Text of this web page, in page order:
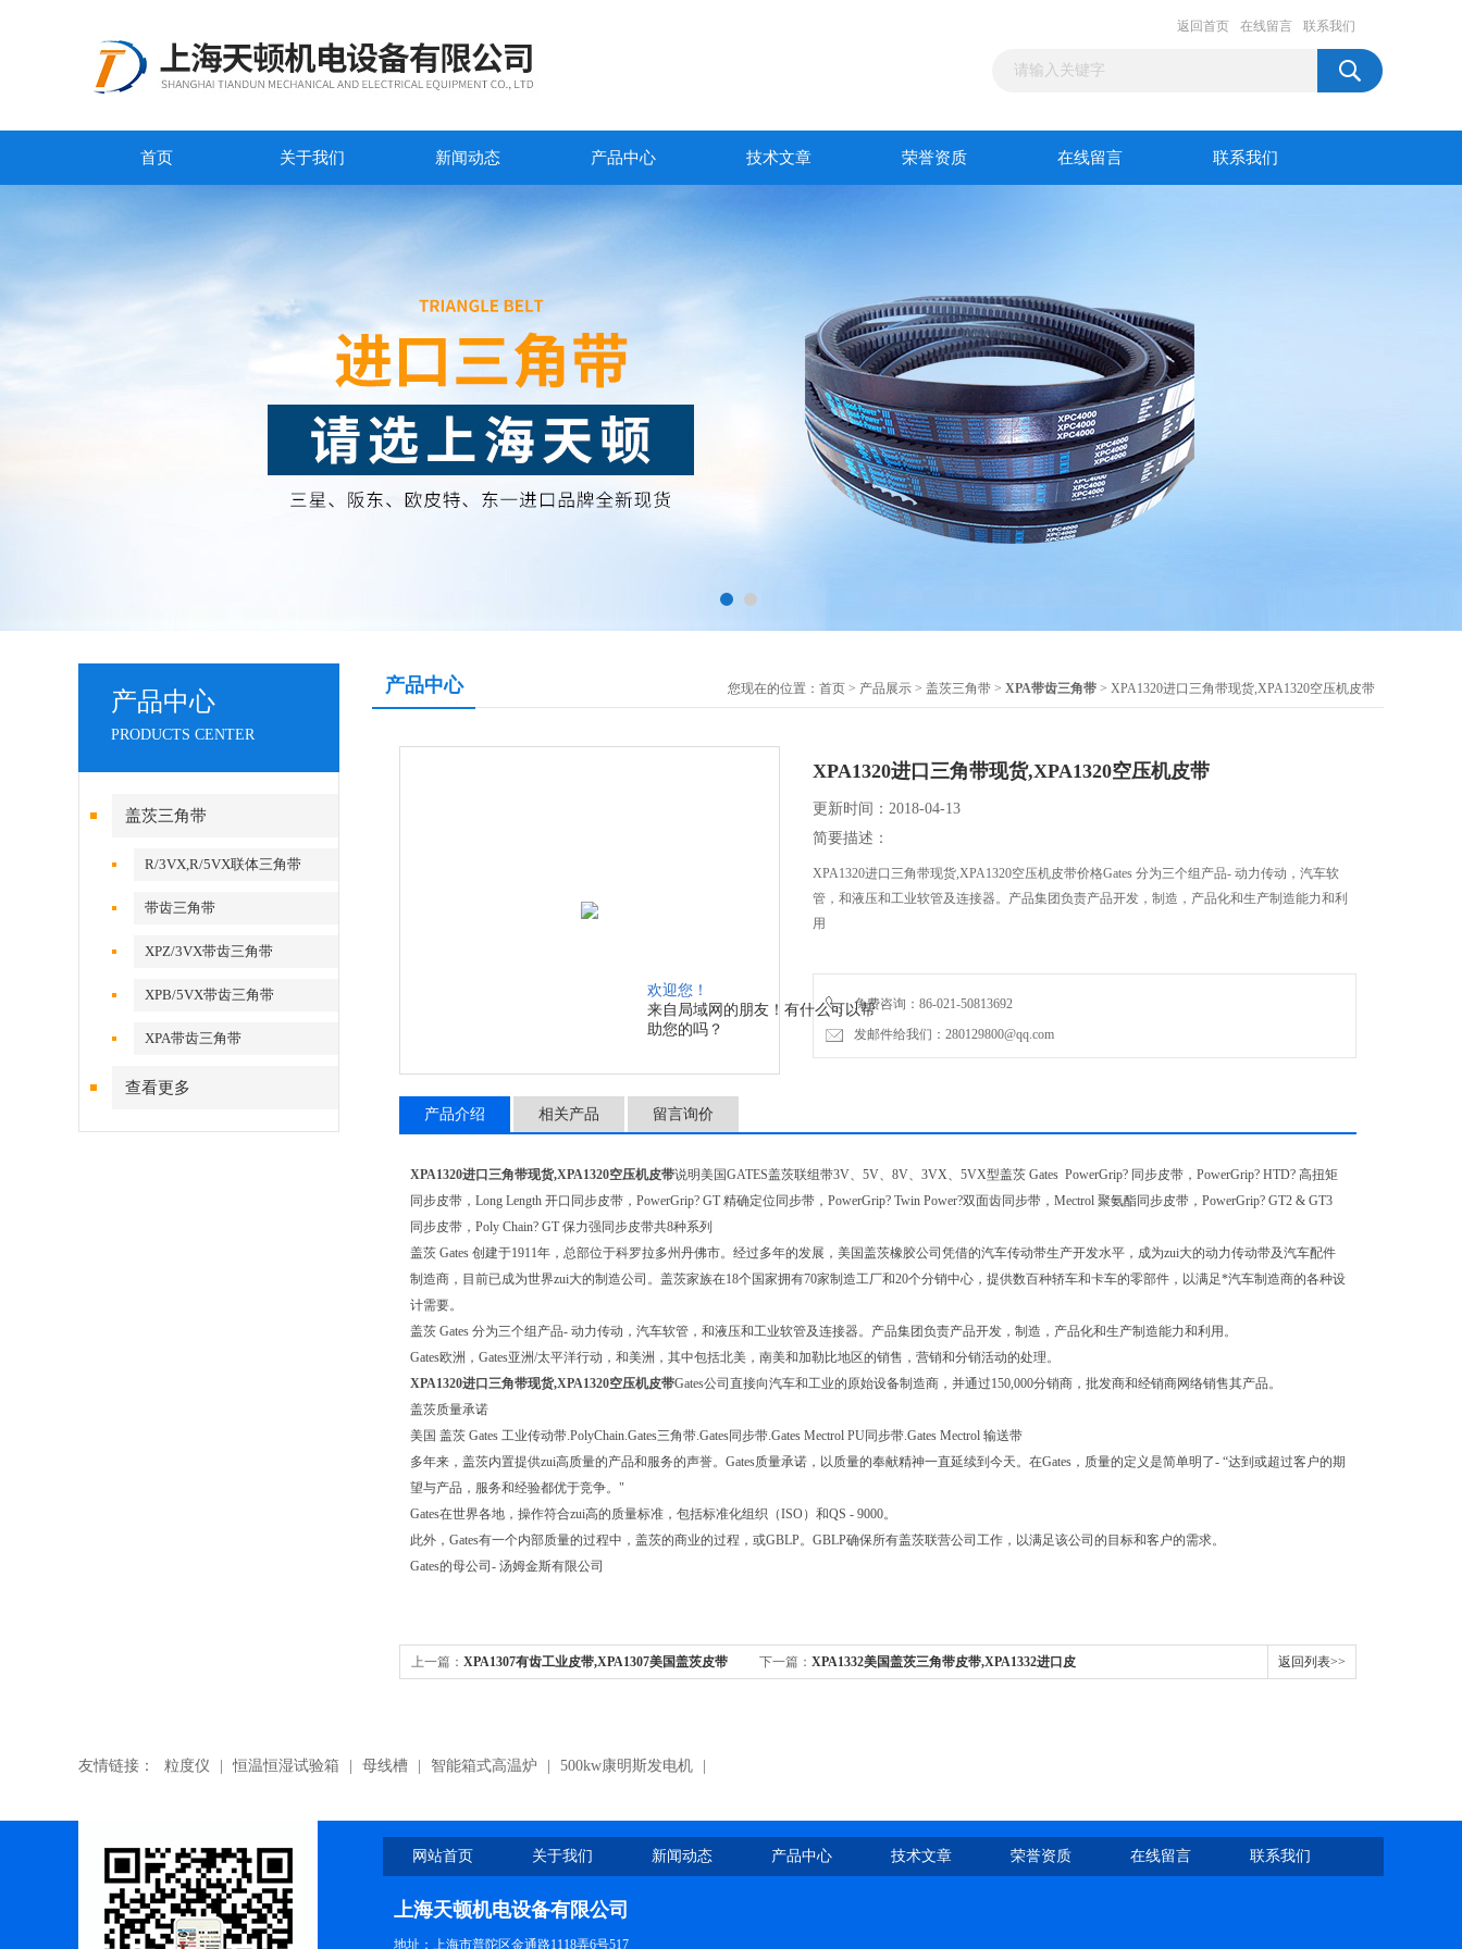
欢迎您！
来自局域网的朋友！有什么可以帮
助您的吗？
返回首页 在线留言 联系我们
首页 关于我们 新闻动态 产品中心 技术文章 荣誉资质 在线留言 联系我们
产品中心
PRODUCTS CENTER
盖茨三角带
R/3VX,R/5VX联体三角带
带齿三角带
XPZ/3VX带齿三角带
XPB/5VX带齿三角带
XPA带齿三角带
查看更多
产品中心 您现在的位置： 首页 > 产品展示 > 盖茨三角带 > XPA带齿三角带 > XPA1320进口三角带现货,XPA1320空压机皮带
XPA1320进口三角带现货,XPA1320空压机皮带
更新时间：2018-04-13
简要描述：
XPA1320进口三角带现货,XPA1320空压机皮带价格Gates 分为三个组产品- 动力传动，汽车软
管，和液压和工业软管及连接器。产品集团负责产品开发，制造，产品化和生产制造能力和利
用
免费咨询：86-021-50813692
发邮件给我们：280129800@qq.com
产品介绍 相关产品 留言询价
XPA1320进口三角带现货,XPA1320空压机皮带说明美国GATES盖茨联组带3V、5V、8V、3VX、5VX型盖茨 Gates PowerGrip? 同步皮带，PowerGrip? HTD? 高扭矩
同步皮带，Long Length 开口同步皮带，PowerGrip? GT 精确定位同步带，PowerGrip? Twin Power?双面齿同步带，Mectrol 聚氨酯同步皮带，PowerGrip? GT2 & GT3
同步皮带，Poly Chain? GT 保力强同步皮带共8种系列
盖茨 Gates 创建于1911年，总部位于科罗拉多州丹佛市。经过多年的发展，美国盖茨橡胶公司凭借的汽车传动带生产开发水平，成为zui大的动力传动带及汽车配件
制造商，目前已成为世界zui大的制造公司。盖茨家族在18个国家拥有70家制造工厂和20个分销中心，提供数百种轿车和卡车的零部件，以满足*汽车制造商的各种设
计需要。
盖茨 Gates 分为三个组产品- 动力传动，汽车软管，和液压和工业软管及连接器。产品集团负责产品开发，制造，产品化和生产制造能力和利用。
Gates欧洲，Gates亚洲/太平洋行动，和美洲，其中包括北美，南美和加勒比地区的销售，营销和分销活动的处理。
XPA1320进口三角带现货,XPA1320空压机皮带Gates公司直接向汽车和工业的原始设备制造商，并通过150,000分销商，批发商和经销商网络销售其产品。
盖茨质量承诺
美国 盖茨 Gates 工业传动带.PolyChain.Gates三角带.Gates同步带.Gates Mectrol PU同步带.Gates Mectrol 输送带
多年来，盖茨内置提供zui高质量的产品和服务的声誉。Gates质量承诺，以质量的奉献精神一直延续到今天。在Gates，质量的定义是简单明了- “达到或超过客户的期
望与产品，服务和经验都优于竞争。"
Gates在世界各地，操作符合zui高的质量标准，包括标准化组织（ISO）和QS - 9000。
此外，Gates有一个内部质量的过程中，盖茨的商业的过程，或GBLP。GBLP确保所有盖茨联营公司工作，以满足该公司的目标和客户的需求。
Gates的母公司- 汤姆金斯有限公司
上一篇： XPA1307有齿工业皮带,XPA1307美国盖茨皮带 下一篇： XPA1332美国盖茨三角带皮带,XPA1332进口皮 返回列表>>
友情链接： 粒度仪 恒温恒湿试验箱 母线槽 智能箱式高温炉 500kw康明斯发电机
网站首页 关于我们 新闻动态 产品中心 技术文章 荣誉资质 在线留言 联系我们
上海天顿机电设备有限公司
地址：上海市普陀区金通路1118弄6号517